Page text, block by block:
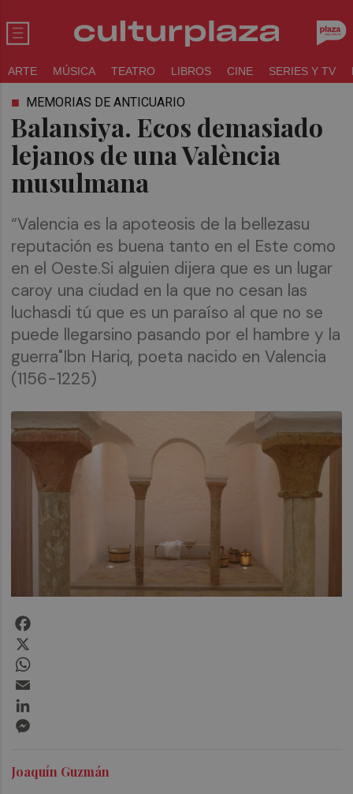
ARTE MÚSICA TEATRO LIBROS CINE SERIES Y TV
Balansiya. Ecos demasiado
lejanos de una València
musulmana
MEMORIAS DE ANTICUARIO
“Valencia es la apoteosis de la bellezasu
reputación es buena tanto en el Este como
en el Oeste.Si alguien dijera que es un lugar
caroy una ciudad en la que no cesan las
luchasdi tú que es un paraíso al que no se
puede llegarsino pasando por el hambre y la
guerra"Ibn Hariq, poeta nacido en Valencia
(1156-1225)
Joaquín Guzmán